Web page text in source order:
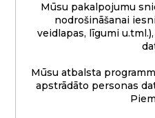
Mūsu pakalpojumu
nodrošināšanai
veidlapas, līgumi
Mūsu atbalsta
apstrādāto personas